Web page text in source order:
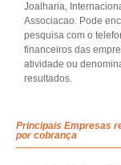
Joalharia,
Associacao. Pode
pesquisa com o
financeiros das
atividade ou
resultados.
Principais Empresas
por cobrança